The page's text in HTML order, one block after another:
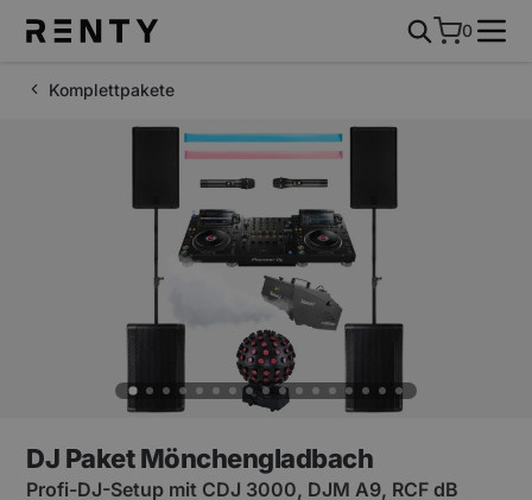
0
Komplettpakete
DJ Paket Mönchengladbach
Profi-DJ-Setup mit CDJ 3000, DJM A9, RCF dB